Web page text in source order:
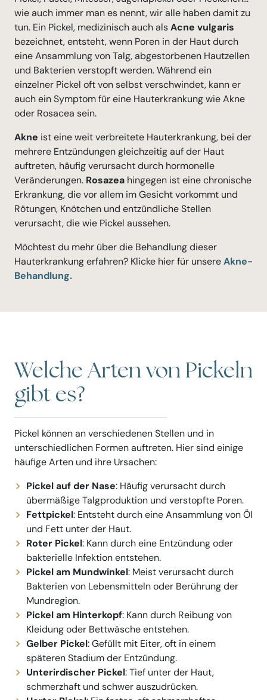
wie auch immer man es nennt, wir alle haben damit zu
tun. Ein Pickel, medizinisch auch alsAcne vulgaris
bezeichnet, entsteht, wenn Poren in der Haut durch
eine Ansammlung von Talg, abgestorbenen Hautzellen
und Bakterien verstopft werden. Während ein
einzelner Pickel oft von selbst verschwindet, kann er
auch ein Symptom für eine Hauterkrankung wie Akne
oder Rosacea sein.
Akne ist eine weit verbreitete Hauterkrankung, bei der
mehrere Entzündungen gleichzeitig auf der Haut
auftreten, häufig verursacht durch hormonelle
Veränderungen. Rosazea hingegen ist eine chronische
Erkrankung, die vor allem im Gesicht vorkommt und
Rötungen, Knötchen und entzündliche Stellen
verursacht, die wie Pickel aussehen.
Möchtest du mehr über die Behandlung dieser
Hauterkrankung erfahren? Klicke hier für unsereAkne-
Behandlung.
Welche Arten von Pickeln
gibt es?
Pickel können an verschiedenen Stellen und in
unterschiedlichen Formen auftreten. Hier sind einige
häufige Arten und ihre Ursachen:
Pickel auf der Nase: Häufig verursacht durch
übermäßige Talgproduktion und verstopfte Poren.
Fettpickel: Entsteht durch eine Ansammlung von Öl
und Fett unter der Haut.
Roter Pickel: Kann durch eine Entzündung oder
bakterielle Infektion entstehen.
Pickel am Mundwinkel: Meist verursacht durch
Bakterien von Lebensmitteln oder Berührung der
Mundregion.
Pickel am Hinterkopf: Kann durch Reibung von
Kleidung oder Bettwäsche entstehen.
Gelber Pickel: Gefüllt mit Eiter, oft in einem
späteren Stadium der Entzündung.
Unterirdischer Pickel: Tief unter der Haut,
schmerzhaft und schwer auszudrücken.